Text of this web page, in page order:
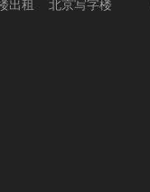
出租 北京写字楼